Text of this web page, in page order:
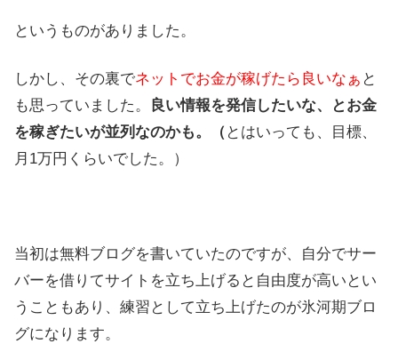
というものがありました。
しかし、その裏でネットでお金が稼げたら良いなぁ と
も思っていました。
良い情報を発信したいな、とお金
を稼ぎたいが並列なのかも。（ とはいっても、目標、
月1万円くらいでした。）
当初は無料ブログを書いていたのですが、自分でサー
バーを借りてサイトを立ち上げると自由度が高いとい
うこともあり、練習として立ち上げたのが氷河期ブロ
グになります。